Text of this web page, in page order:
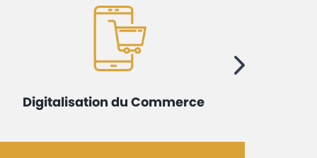
Digitalisation du Commerce